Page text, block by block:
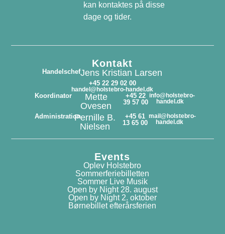
kan kontaktes på disse
dage og tider.
Kontakt
HandelschefJens Kristian Larsen
+45 22 29 02 00
handel@holstebro-handel.dk
Koordinator
Mette
Ovesen
+45 22
39 57 00
info@holstebro-
handel.dk
AdministrationPernille B.
Nielsen
+45 61
13 65 00
mail@holstebro-
handel.dk
Events
Oplev Holstebro
Sommerferiebilletten
Sommer Live Musik
Open by Night 28. august
Open by Night 2. oktober
Børnebillet efterårsferien